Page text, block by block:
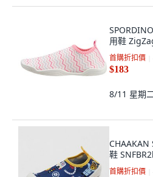
用鞋
首購折扣價
$183
8/11 星期
CHAAKAN
鞋
首購折扣價